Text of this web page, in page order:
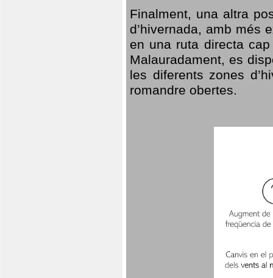
Finalment, una altra
d’hivernada, amb més
en una ruta directa
Malauradament, es
les diferents zones
romandre obertes.